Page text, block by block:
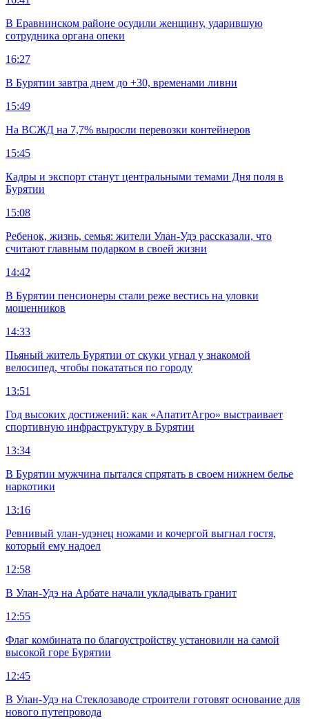
В Еравнинском районе осудили женщину, ударившую
сотрудника органа опеки
16:27
В Бурятии завтра днем до +30, временами ливни
15:49
На ВСЖД на 7,7% выросли перевозки контейнеров
15:45
Кадры и экспорт станут центральными темами Дня поля в
Бурятии
15:08
Ребенок, жизнь, семья: жители Улан-Удэ рассказали, что
считают главным подарком в своей жизни
14:42
В Бурятии пенсионеры стали реже вестись на уловки
мошенников
14:33
Пьяный житель Бурятии от скуки угнал у знакомой
велосипед, чтобы покататься по городу
13:51
Год высоких достижений: как «АпатитАгро» выстраивает
спортивную инфраструктуру в Бурятии
13:34
В Бурятии мужчина пытался спрятать в своем нижнем белье
наркотики
13:16
Ревнивый улан-удэнец ножами и кочергой выгнал гостя,
который ему надоел
12:58
В Улан-Удэ на Арбате начали укладывать гранит
12:55
Флаг комбината по благоустройству установили на самой
высокой горе Бурятии
12:45
В Улан-Удэ на Стеклозаводе строители готовят основание для
нового путепровода